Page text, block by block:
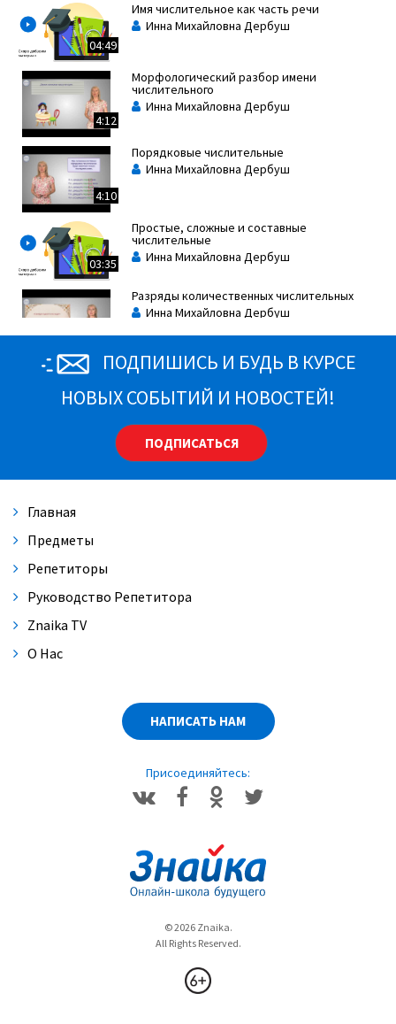
04:49
Имя числительное как часть речи
Инна Михайловна Дербуш
4:12
Морфологический разбор имени
числительного
Инна Михайловна Дербуш
4:10
Порядковые числительные
Инна Михайловна Дербуш
03:35
Простые, сложные и составные
числительные
Инна Михайловна Дербуш
4:02
Разряды количественных числительных
Инна Михайловна Дербуш
Собирательные числительные
Инна Михайловна Дербуш
Целые числительные
Инна Михайловна Дербуш
ПОДПИШИСЬ И БУДЬ В КУРСЕ
НОВЫХ СОБЫТИЙ И НОВОСТЕЙ!
ПОДПИСАТЬСЯ
Главная
Предметы
Репетиторы
Руководство Репетитора
Znaika TV
О Нас
НАПИСАТЬ НАМ
Присоединяйтесь:
© 2026 Znaika.
All Rights Reserved.